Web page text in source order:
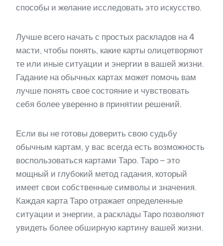
способы и желание исследовать это искусство.
Лучше всего начать с простых раскладов на 4
масти, чтобы понять, какие карты олицетворяют
те или иные ситуации и энергии в вашей жизни.
Гадание на обычных картах может помочь вам
лучше понять свое состояние и чувствовать
себя более уверенно в принятии решений.
Если вы не готовы доверить свою судьбу
обычным картам, у вас всегда есть возможность
воспользоваться картами Таро. Таро – это
мощный и глубокий метод гадания, который
имеет свои собственные символы и значения.
Каждая карта Таро отражает определенные
ситуации и энергии, а расклады Таро позволяют
увидеть более обширную картину вашей жизни.